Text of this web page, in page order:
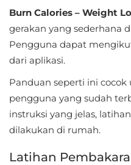
Dating
Education
Emulator
Entertainment
Events
Finance
Burn Calories – Weight
gerakan yang sederhana
Pengguna dapat
dari aplikasi.
Panduan seperti ini
pengguna yang sudah
instruksi yang jelas,
dilakukan di rumah.
Latihan